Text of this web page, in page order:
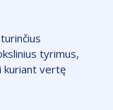
tyrimus,
kuriant vertę